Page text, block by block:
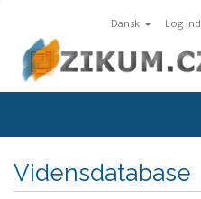
Dansk Log ind
Vidensdatabase